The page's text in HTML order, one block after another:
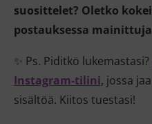
suosittelet? Oletko
postauksessa
✨ Ps. Piditkö lukemastasi?
Instagram-tilini, jossa
sisältöä. Kiitos tuestasi!